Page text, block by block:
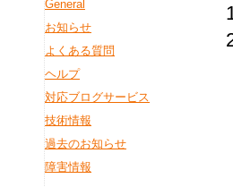
General
お知らせ
よくある質問
ヘルプ
対応ブログサービス
技術情報
過去のお知らせ
障害情報